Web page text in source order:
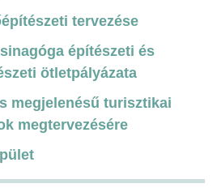
tervezése
építészeti és
ötletpályázata
megjelenésű turisztikai
megtervezésére